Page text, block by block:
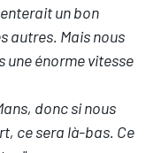
un bon
autres. Mais nous
une énorme vitesse
donc si nous
ce sera là-bas. Ce